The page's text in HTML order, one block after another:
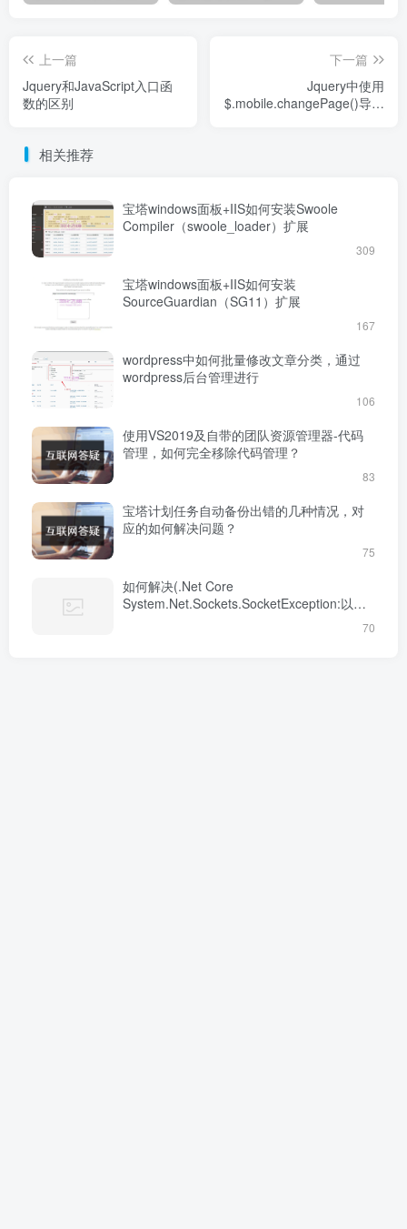
上一篇
Jquery和JavaScript入口函
数的区别
下一篇
Jquery中使用
$.mobile.changePage()导致
相关推荐
宝塔windows面板+IIS如何安装Swoole
Compiler（swoole_loader）扩展
309
宝塔windows面板+IIS如何安装
SourceGuardian（SG11）扩展
167
wordpress中如何批量修改文章分类，通过
wordpress后台管理进行
106
使用VS2019及自带的团队资源管理器-代码
管理，如何完全移除代码管理？
83
宝塔计划任务自动备份出错的几种情况，对
应的如何解决问题？
75
如何解决(.Net Core
System.Net.Sockets.SocketException:以一
种访问权限不允许的方式做了一个访问)的问70